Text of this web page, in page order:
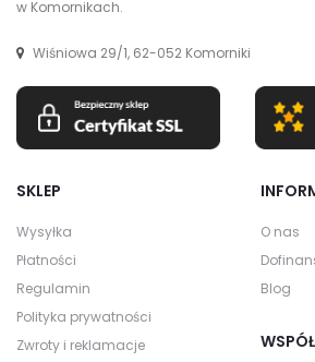
w Komornikach.
Wiśniowa 29/1, 62-052 Komorniki
SKLEP
Wysyłka
Płatności
Regulamin
Polityka prywatności
Zwroty i reklamacje
O nas
Blog